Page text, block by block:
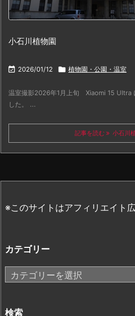
小石川植物園
 2026/01/12  植物園・公園・温室
温室撮影2026年1月上旬 Xiaomi 15 Ultra
した。 ...
記事を読む 小石川
※このサイトはアフィリエイト
カテゴリー
カ
テ
リ
検索